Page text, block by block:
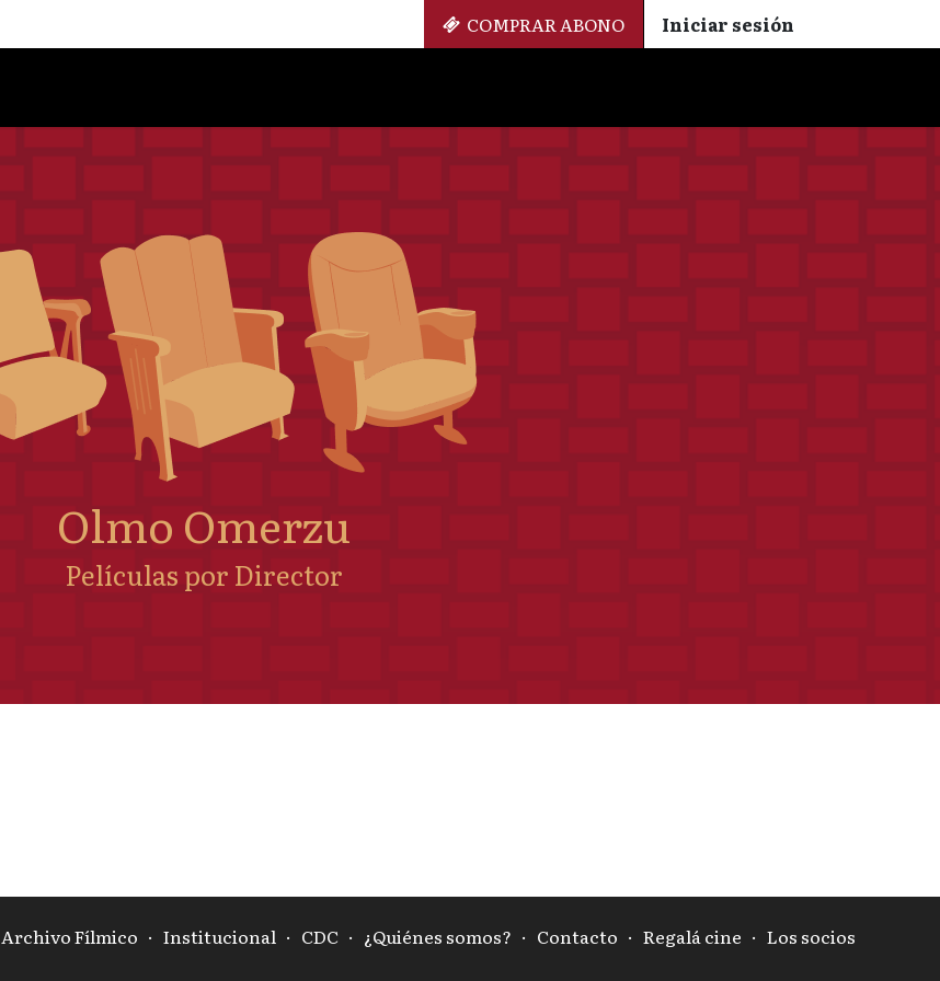
COMPRAR ABONO Iniciar sesión
Olmo Omerzu
Películas por Director
Archivo Fílmico · Institucional · CDC · ¿Quiénes somos? · Contacto · Regalá cine · Los socios